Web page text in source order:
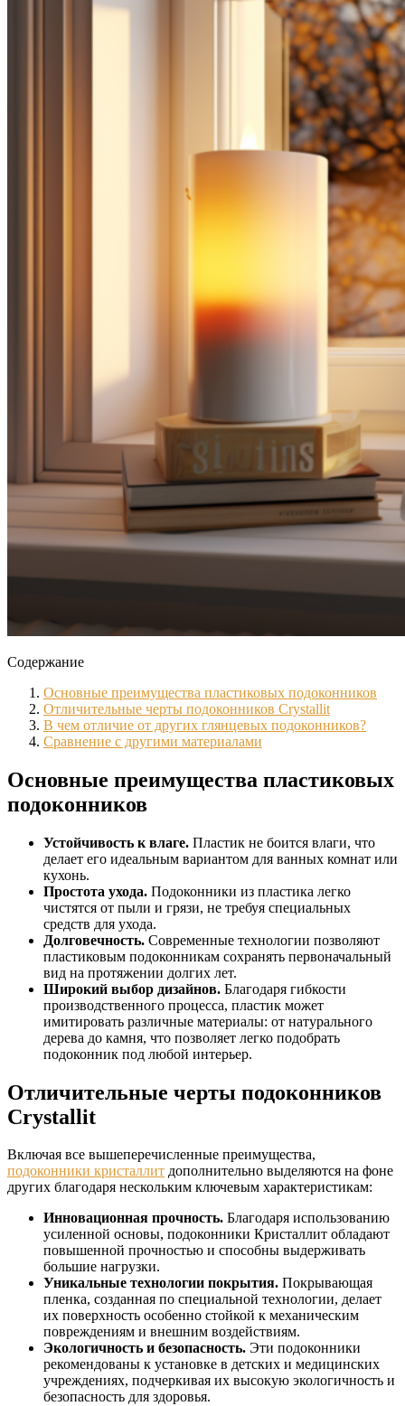
Содержание
Основные преимущества пластиковых подоконников
Отличительные черты подоконников Crystallit
В чем отличие от других глянцевых подоконников?
Сравнение с другими материалами
Основные преимущества пластиковых
подоконников
Устойчивость к влаге. Пластик не боится влаги, что
делает его идеальным вариантом для ванных комнат или
кухонь.
Простота ухода. Подоконники из пластика легко
чистятся от пыли и грязи, не требуя специальных
средств для ухода.
Долговечность. Современные технологии позволяют
пластиковым подоконникам сохранять первоначальный
вид на протяжении долгих лет.
Широкий выбор дизайнов. Благодаря гибкости
производственного процесса, пластик может
имитировать различные материалы: от натурального
дерева до камня, что позволяет легко подобрать
подоконник под любой интерьер.
Отличительные черты подоконников
Crystallit
Включая все вышеперечисленные преимущества,
подоконники кристаллит дополнительно выделяются на фоне
других благодаря нескольким ключевым характеристикам:
Инновационная прочность. Благодаря использованию
усиленной основы, подоконники Кристаллит обладают
повышенной прочностью и способны выдерживать
большие нагрузки.
Уникальные технологии покрытия. Покрывающая
пленка, созданная по специальной технологии, делает
их поверхность особенно стойкой к механическим
повреждениям и внешним воздействиям.
Экологичность и безопасность. Эти подоконники
рекомендованы к установке в детских и медицинских
учреждениях, подчеркивая их высокую экологичность и
безопасность для здоровья.